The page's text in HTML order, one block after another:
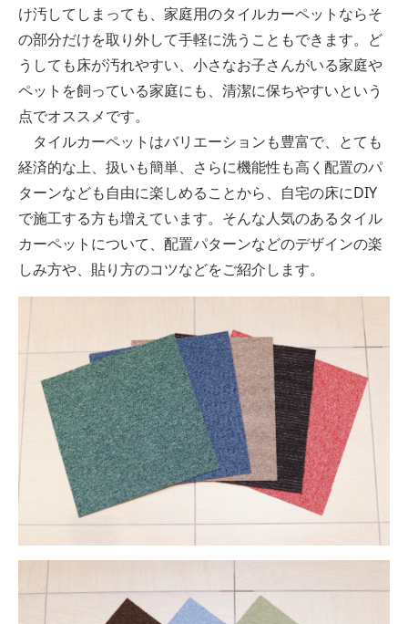
け汚してしまっても、家庭用のタイルカーペットならそ
の部分だけを取り外して手軽に洗うこともできます。ど
うしても床が汚れやすい、小さなお子さんがいる家庭や
ペットを飼っている家庭にも、清潔に保ちやすいという
点でオススメです。
タイルカーペットはバリエーションも豊富で、とても
経済的な上、扱いも簡単、さらに機能性も高く配置のパ
ターンなども自由に楽しめることから、自宅の床にDIY
で施工する方も増えています。そんな人気のあるタイル
カーペットについて、配置パターンなどのデザインの楽
しみ方や、貼り方のコツなどをご紹介します。